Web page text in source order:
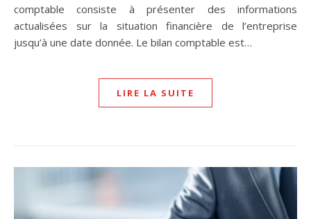
comptable consiste à présenter des informations
actualisées sur la situation financière de l’entreprise
jusqu’à une date donnée. Le bilan comptable est…
LIRE LA SUITE